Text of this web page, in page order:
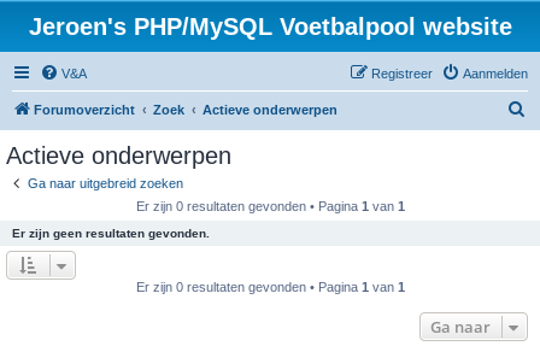
Jeroen's PHP/MySQL Voetbalpool website
V&A Aanmelden
Registreer
Forumoverzicht Zoek Actieve onderwerpen
Actieve onderwerpen
Ga naar uitgebreid zoeken
Er zijn 0 resultaten gevonden • Pagina 1 van 1
Er zijn geen resultaten gevonden.
Er zijn 0 resultaten gevonden • Pagina 1 van 1
Ga naar